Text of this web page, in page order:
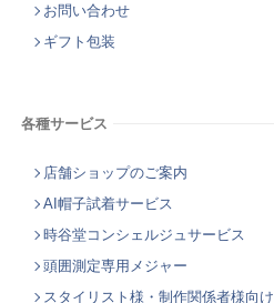
お問い合わせ
ギフト包装
各種サービス
店舗ショップのご案内
AI帽子試着サービス
時谷堂コンシェルジュサービス
頭囲測定専用メジャー
スタイリスト様・制作関係者様向け